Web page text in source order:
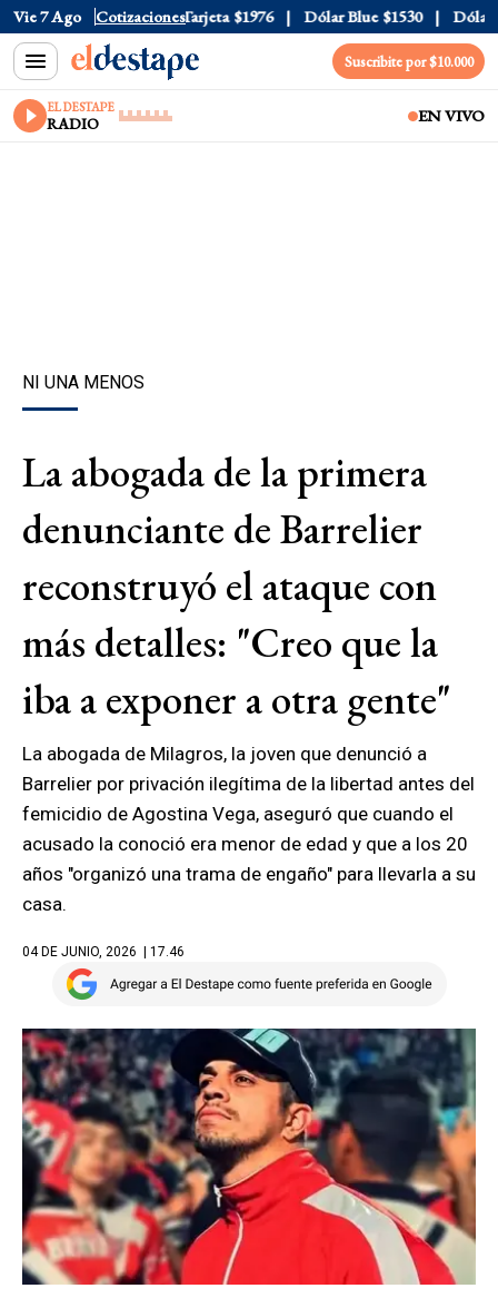
Vie 7 Ago Cotizaciones
$1520 Dólar Tarjeta $1976 Dólar Blue $1530 Dólar
Suscribite por $10.000
EL DESTAPE
RADIO EN VIVO
NI UNA MENOS
La abogada de la primera
denunciante de Barrelier
reconstruyó el ataque con
más detalles: "Creo que la
iba a exponer a otra gente"
La abogada de Milagros, la joven que denunció a
Barrelier por privación ilegítima de la libertad antes del
femicidio de Agostina Vega, aseguró que cuando el
acusado la conoció era menor de edad y que a los 20
años "organizó una trama de engaño" para llevarla a su
casa.
04 DE JUNIO, 2026 | 17.46